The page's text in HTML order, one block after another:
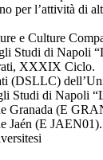
l’attività di
e Culture
Studi di Napoli
XXXIX Ciclo.
(DSLLC)
Studi di Napoli
Granada (E
Jaén (E JAEN01).